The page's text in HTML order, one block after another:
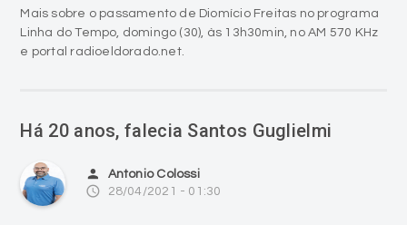
access_time 28/04/2021 - 01:30
O empresário Santos Guglielmi, falecia há 20 anos, em 28
de abril de 2001, de parada cárdio-respiratória aos 89